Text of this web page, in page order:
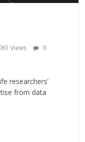
Views
0
researchers’
from data